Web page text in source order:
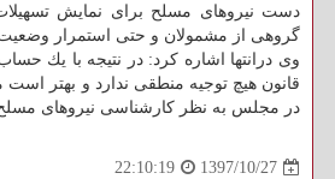
دست نیروهای مسلح برای نمایش
گروهی از مشمولان و حتی استمرار
وی درانتها اشاره كرد: در نتیجه با یك
قانون هیچ توجیه منطقی ندارد و بهتر
در مجلس به نظر كارشناسی نیروهای مسلح
1397/10/27
22:10:19